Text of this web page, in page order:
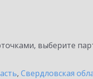
выберите
, Свердловская